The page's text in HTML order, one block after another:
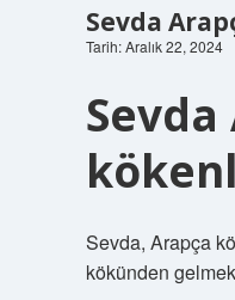
Sevda
Tarih: Aralık 22, 2024
Sevda, Arapça
kökünden